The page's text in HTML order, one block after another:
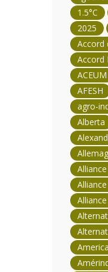
1.5°C
2025
Accord
Accord
ACEUM
AFESH
agro-
Alberta